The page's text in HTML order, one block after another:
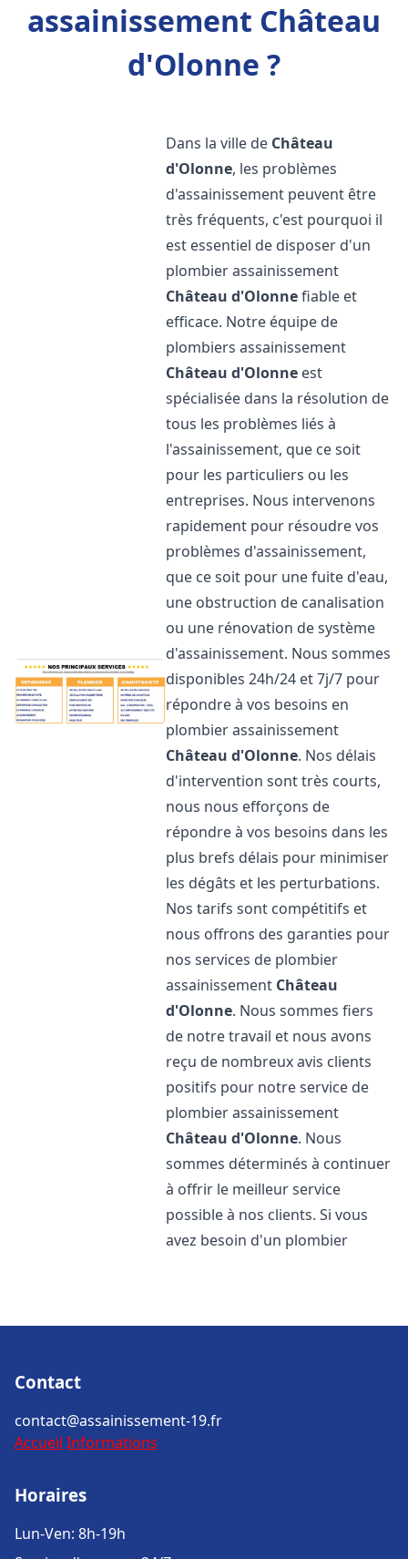
assainissement Château
d'Olonne ?
Dans la ville de Château
d'Olonne, les problèmes
d'assainissement peuvent être
très fréquents, c'est pourquoi il
est essentiel de disposer d'un
plombier assainissement
Château d'Olonnefiable et
efficace. Notre équipe de
plombiers assainissement
Château d'Olonne est
spécialisée dans la résolution de
tous les problèmes liés à
l'assainissement, que ce soit
pour les particuliers ou les
entreprises. Nous intervenons
rapidement pour résoudre vos
problèmes d'assainissement,
que ce soit pour une fuite d'eau,
une obstruction de canalisation
ou une rénovation de système
d'assainissement. Nous sommes
disponibles 24h/24 et 7j/7 pour
répondre à vos besoins en
plombier assainissement
Château d'Olonne. Nos délais
d'intervention sont très courts,
nous nous efforçons de
répondre à vos besoins dans les
plus brefs délais pour minimiser
les dégâts et les perturbations.
Nos tarifs sont compétitifs et
nous offrons des garanties pour
nos services de plombier
assainissement Château
d'Olonne. Nous sommes fiers
de notre travail et nous avons
reçu de nombreux avis clients
positifs pour notre service de
plombier assainissement
Château d'Olonne. Nous
sommes déterminés à continuer
à offrir le meilleur service
possible à nos clients. Si vous
avez besoin d'un plombier
Contact
contact@assainissement-19.fr
Accueil Informations
Horaires
Lun-Ven: 8h-19h